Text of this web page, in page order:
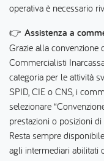
operativa è necessario
👉 Assistenza a
Grazie alla convenzione
Commercialisti
categoria per le attività
SPID, CIE o CNS, i
selezionare
prestazioni o posizioni
Resta sempre
agli intermediari abilitati